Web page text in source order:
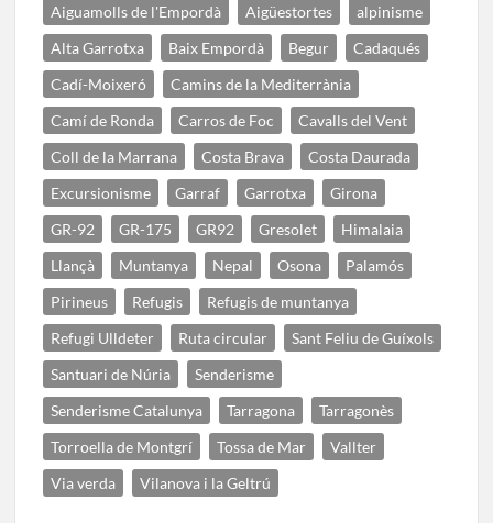
Aiguamolls de l'Empordà Aigüestortes
alpinisme
Alta Garrotxa
Baix Empordà Begur
Cadaqués
Cadí-Moixeró
Camins de la Mediterrània
Camí de Ronda
Carros de Foc
Cavalls del Vent
Coll de la Marrana
Costa Brava
Costa Daurada
Excursionisme
Garraf Garrotxa
Girona
GR-92
GR-175 GR92 Gresolet
Himalaia
Llançà
Muntanya Nepal Osona
Palamós
Pirineus
Refugis
Refugis de muntanya
Refugi Ulldeter
Ruta circular
Sant Feliu de Guíxols
Santuari de Núria
Senderisme
Senderisme Catalunya
Tarragona
Tarragonès
Torroella de Montgrí
Tossa de Mar
Vallter
Via verda
Vilanova i la Geltrú